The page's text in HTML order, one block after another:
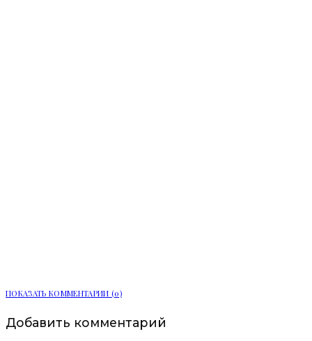
ПОКАЗАТЬ КОММЕНТАРИИ (0)
Добавить комментарий